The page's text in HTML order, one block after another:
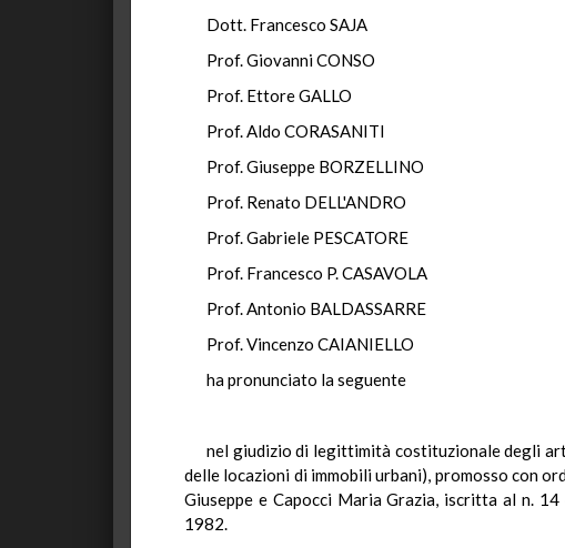
Dott. Francesco SAJA
Prof. Giovanni CONSO
Prof. Ettore GALLO
Prof. Aldo CORASANITI
Prof. Giuseppe BORZELLINO
Prof. Renato DELL'ANDRO
Prof. Gabriele PESCATORE
Prof. Francesco P. CASAVOLA
Prof. Antonio BALDASSARRE
Prof. Vincenzo CAIANIELLO
ha pronunciato la seguente
nel giudizio di legittimità costituzionale degli
delle locazioni di immobili urbani), promosso con
Giuseppe e Capocci Maria Grazia, iscritta al n.
1982.